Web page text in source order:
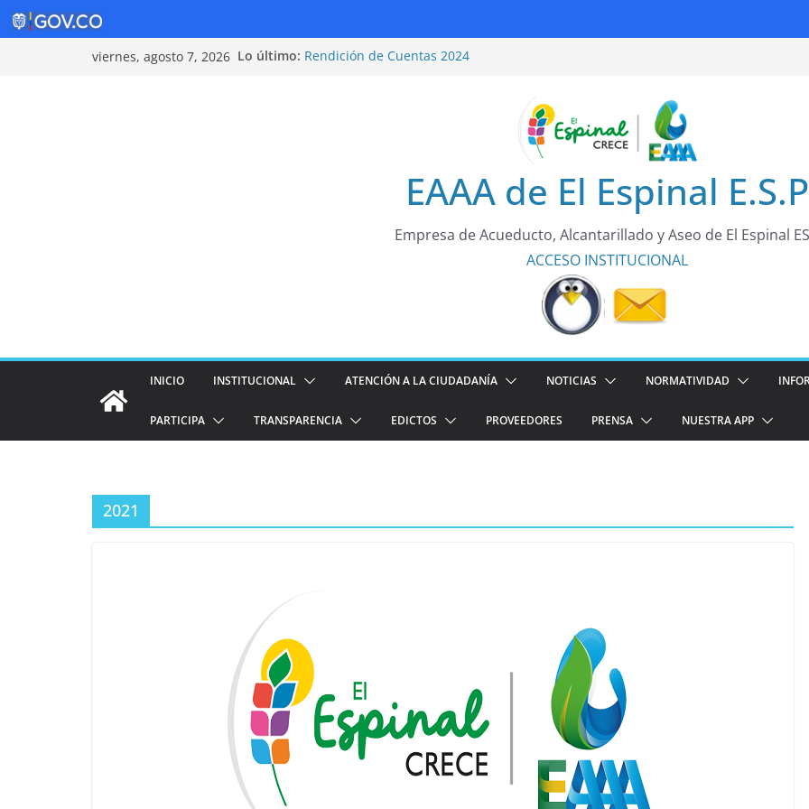
viernes, agosto 7, 2026 Lo último: Rendición de Cuentas 2024
EAAA de El Espinal E.S.P
Empresa de Acueducto, Alcantarillado y Aseo de El Espinal
ACCESO INSTITUCIONAL
INICIO INSTITUCIONAL ATENCIÓN A LA CIUDADANÍA NOTICIAS NORMATIVIDAD
PARTICIPA TRANSPARENCIA EDICTOS PROVEEDORES PRENSA NUESTRA APP
2021